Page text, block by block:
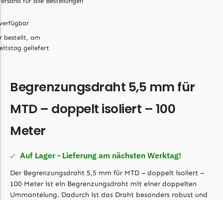
Grouw Messer
Begrenzungsdraht
Güde Messer
Begrenzungsdraht
Honda
Honda Messer
Kress Messer
Begrenzungsdraht
bestellt, am
geliefert
Begrenzungsdraht 5,5 mm für
MTD – doppelt isoliert – 100
Meter
Auf Lager - Lieferung am nächsten Werktag!
Der Begrenzungsdraht 5,5 mm für MTD – doppelt isoliert –
100 Meter ist ein Begrenzungsdraht mit einer doppelten
Ummantelung. Dadurch ist das Draht besonders robust und